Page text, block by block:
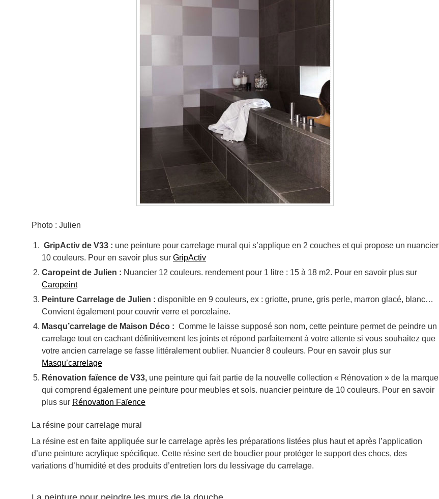
Photo : Julien
GripActiv de V33 : une peinture pour carrelage mural qui s’applique en 2 couches et qui propose un nuancier
10 couleurs. Pour en savoir plus sur GripActiv
Caropeint de Julien : Nuancier 12 couleurs. rendement pour 1 litre : 15 à 18 m2. Pour en savoir plus sur
Caropeint
Peinture Carrelage de Julien : disponible en 9 couleurs, ex : griotte, prune, gris perle, marron glacé, blanc…
Convient également pour couvrir verre et porcelaine.
Masqu’carrelage de Maison Déco : Comme le laisse supposé son nom, cette peinture permet de peindre un
carrelage tout en cachant définitivement les joints et répond parfaitement à votre attente si vous souhaitez que
votre ancien carrelage se fasse littéralement oublier. Nuancier 8 couleurs. Pour en savoir plus sur
Masqu’carrelage
Rénovation faïence de V33, une peinture qui fait partie de la nouvelle collection « Rénovation » de la marque
qui comprend également une peinture pour meubles et sols. nuancier peinture de 10 couleurs. Pour en savoir
plus sur Rénovation Faïence
La résine pour carrelage mural
La résine est en faite appliquée sur le carrelage après les préparations listées plus haut et après l’application
d’une peinture acrylique spécifique. Cette résine sert de bouclier pour protéger le support des chocs, des
variations d’humidité et des produits d’entretien lors du lessivage du carrelage.